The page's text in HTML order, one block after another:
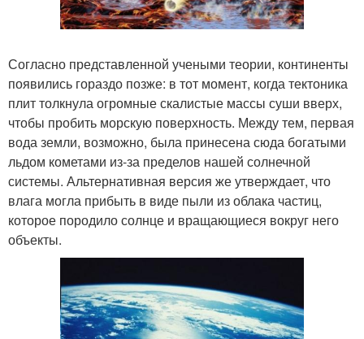
Согласно представленной учеными теории, континенты
появились гораздо позже: в тот момент, когда тектоника
плит толкнула огромные скалистые массы суши вверх,
чтобы пробить морскую поверхность. Между тем, первая
вода земли, возможно, была принесена сюда богатыми
льдом кометами из-за пределов нашей солнечной
системы. Альтернативная версия же утверждает, что
влага могла прибыть в виде пыли из облака частиц,
которое породило солнце и вращающиеся вокруг него
объекты.